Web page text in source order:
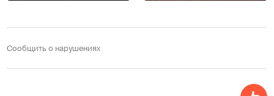
Сообщить о нарушениях